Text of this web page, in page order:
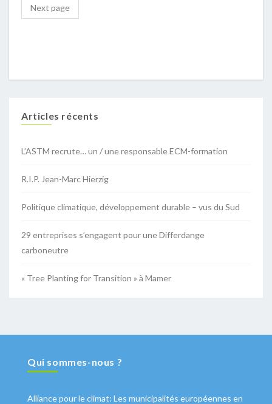
Next page
Articles récents
L’ASTM recrute… un / une responsable ECM-formation
R.I.P. Jean-Marc Hierzig
Politique climatique, développement durable – vus du Sud
29 entreprises s’engagent pour une Differdange
carboneutre
« Tree Planting for Transition » à Mamer
Qui sommes-nous ?
Alliance pour le climat: Les municipalités européennes en